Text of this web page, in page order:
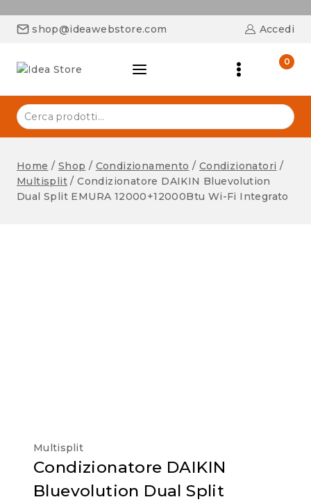
shop@ideawebstore.com Accedi
0
Home / Shop / Condizionamento / Condizionatori /
Multisplit / Condizionatore DAIKIN Bluevolution
Dual Split EMURA 12000+12000Btu Wi-Fi Integrato
Multisplit
Condizionatore DAIKIN
Bluevolution Dual Split